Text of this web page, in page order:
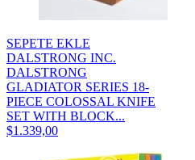
SEPETE EKLE
DALSTRONG INC.
DALSTRONG
GLADIATOR SERIES 18-
PIECE COLOSSAL KNIFE
SET WITH BLOCK...
$1.339,00